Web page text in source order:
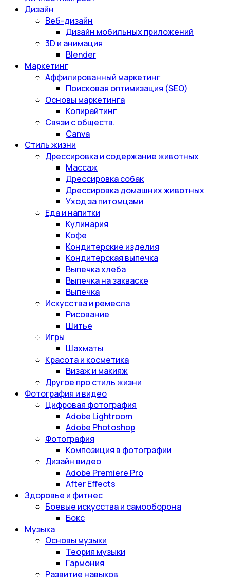
Дизайн
Веб-дизайн
Дизайн мобильных приложений
3D и анимация
Blender
Маркетинг
Аффилированный маркетинг
Поисковая оптимизация (SEO)
Основы маркетинга
Копирайтинг
Связи с обществ.
Canva
Стиль жизни
Дрессировка и содержание животных
Массаж
Дрессировка собак
Дрессировка домашних животных
Уход за питомцами
Еда и напитки
Кулинария
Кофе
Кондитерские изделия
Кондитерская выпечка
Выпечка хлеба
Выпечка на закваске
Выпечка
Искусства и ремесла
Рисование
Шитье
Игры
Шахматы
Красота и косметика
Визаж и макияж
Другое про стиль жизни
Фотография и видео
Цифровая фотография
Adobe Lightroom
Adobe Photoshop
Фотография
Композиция в фотографии
Дизайн видео
Adobe Premiere Pro
After Effects
Здоровье и фитнес
Боевые искусства и самооборона
Бокс
Музыка
Основы музыки
Теория музыки
Гармония
Развитие навыков